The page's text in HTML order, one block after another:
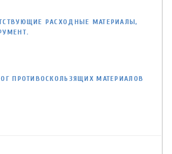
РАСХОДНЫЕ МАТЕРИАЛЫ,
ПРОТИВОСКОЛЬЗЯЩИХ МАТЕРИАЛОВ